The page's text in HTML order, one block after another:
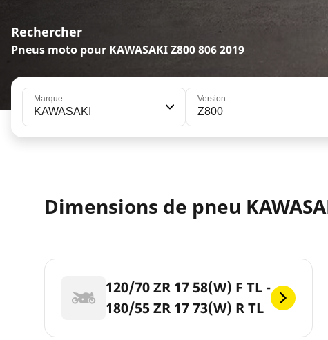
Rechercher
Pneus moto pour KAWASAKI Z800 806 2019
Marque
KAWASAKI
Version
Z800
Dimensions de pneu
120/70 ZR 17 58(W) F TL -
180/55 ZR 17 73(W) R TL